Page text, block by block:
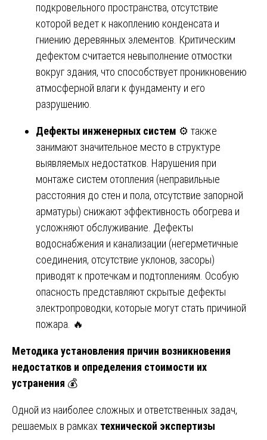
подкровельного пространства, отсутствие
которой ведет к накоплению конденсата и
гниению деревянных элементов. Критическим
дефектом считается невыполнение отмостки
вокруг здания, что способствует проникновению
атмосферной влаги к фундаменту и его
разрушению.
Дефекты инженерных систем ⚙️ также
занимают значительное место в структуре
выявляемых недостатков. Нарушения при
монтаже систем отопления (неправильные
расстояния до стен и пола, отсутствие запорной
арматуры) снижают эффективность обогрева и
усложняют обслуживание. Дефекты
водоснабжения и канализации (негерметичные
соединения, отсутствие уклонов, засоры)
приводят к протечкам и подтоплениям. Особую
опасность представляют скрытые дефекты
электропроводки, которые могут стать причиной
пожара. 🔥
Методика установления причин возникновения
недостатков и определения стоимости их
устранения 💰
Одной из наиболее сложных и ответственных задач,
решаемых в рамках технической экспертизы